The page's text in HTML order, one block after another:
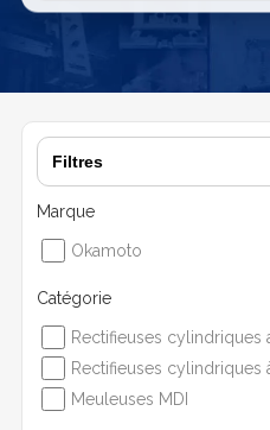
Filtres
Marque
Okamoto
Catégorie
Rectifieuses cylindriques
Rectifieuses
Meuleuses MDI